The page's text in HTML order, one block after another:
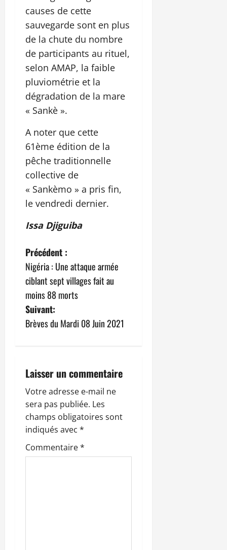
causes de cette
sauvegarde sont en plus
de la chute du nombre
de participants au rituel,
selon AMAP, la faible
pluviométrie et la
dégradation de la mare
« Sankè ».
A noter que cette
61ème édition de la
pêche traditionnelle
collective de
« Sankèmo » a pris fin,
le vendredi dernier.
Issa Djiguiba
N
a
v
i
t
i
o
n
Précédent :
Nigéria : Une attaque armée
ciblant sept villages fait au
moins 88 morts
Suivant:
Brèves du Mardi 08 Juin 2021
Laisser un commentaire
Votre adresse e-mail ne
sera pas publiée. Les
champs obligatoires sont
indiqués avec *
Commentaire*